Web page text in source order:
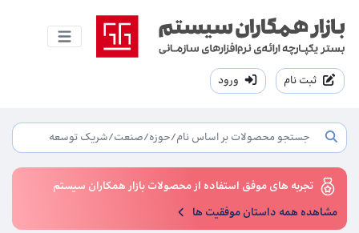
ثبت نام ورود
تجربه های موفق استفاده از محصولات بازار همکاران سیستم
مشاهده همه داستان موفقیت ها